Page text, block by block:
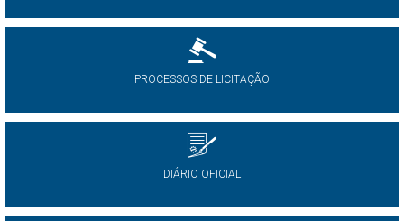
PROCESSOS DE LICITAÇÃO
DIÁRIO OFICIAL